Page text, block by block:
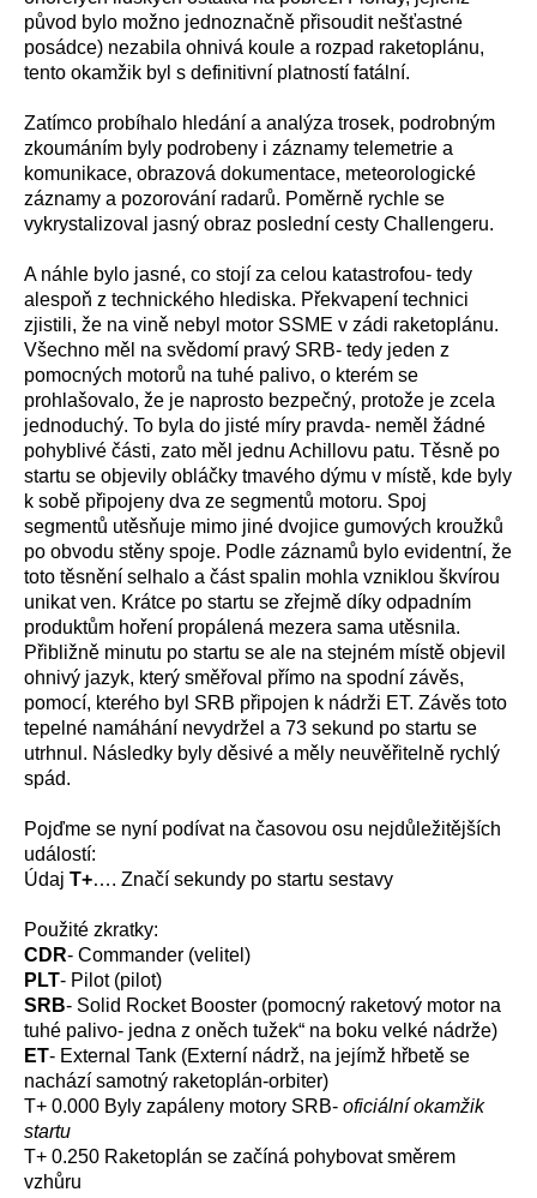
původ bylo možno jednoznačně přisoudit nešťastné
posádce) nezabila ohnivá koule a rozpad raketoplánu,
tento okamžik byl s definitivní platností fatální.
Zatímco probíhalo hledání a analýza trosek, podrobným
zkoumáním byly podrobeny i záznamy telemetrie a
komunikace, obrazová dokumentace, meteorologické
záznamy a pozorování radarů. Poměrně rychle se
vykrystalizoval jasný obraz poslední cesty Challengeru.
A náhle bylo jasné, co stojí za celou katastrofou- tedy
alespoň z technického hlediska. Překvapení technici
zjistili, že na vině nebyl motor SSME v zádi raketoplánu.
Všechno měl na svědomí pravý SRB- tedy jeden z
pomocných motorů na tuhé palivo, o kterém se
prohlašovalo, že je naprosto bezpečný, protože je zcela
jednoduchý. To byla do jisté míry pravda- neměl žádné
pohyblivé části, zato měl jednu Achillovu patu. Těsně po
startu se objevily obláčky tmavého dýmu v místě, kde byly
k sobě připojeny dva ze segmentů motoru. Spoj
segmentů utěsňuje mimo jiné dvojice gumových kroužků
po obvodu stěny spoje. Podle záznamů bylo evidentní, že
toto těsnění selhalo a část spalin mohla vzniklou škvírou
unikat ven. Krátce po startu se zřejmě díky odpadním
produktům hoření propálená mezera sama utěsnila.
Přibližně minutu po startu se ale na stejném místě objevil
ohnivý jazyk, který směřoval přímo na spodní závěs,
pomocí, kterého byl SRB připojen k nádrži ET. Závěs toto
tepelné namáhání nevydržel a 73 sekund po startu se
utrhnul. Následky byly děsivé a měly neuvěřitelně rychlý
spád.
Pojďme se nyní podívat na časovou osu nejdůležitějších
událostí:
Údaj T+…. Značí sekundy po startu sestavy
Použité zkratky:
CDR- Commander (velitel)
PLT- Pilot (pilot)
SRB- Solid Rocket Booster (pomocný raketový motor na
tuhé palivo- jedna z oněch tužek“ na boku velké nádrže)
ET- External Tank (Externí nádrž, na jejímž hřbetě se
nachází samotný raketoplán-orbiter)
T+ 0.000 Byly zapáleny motory SRB- oficiální okamžik
startu
T+ 0.250 Raketoplán se začíná pohybovat směrem
vzhůru